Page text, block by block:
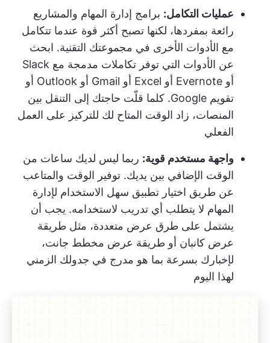
عمليات التكامل: برامج إدارة المهام والمشاريع
رائعة بمفردها، لكنها تصبح أكثر قوة عندما تتكامل
مع الأدوات الأخرى في مجموعتك التقنية. ابحث
عن الأدوات التي توفر تكاملات مدمجة مع Slack
أو Evernote أو Excel أو Gmail أو Outlook أو
تقويم Google. كلما قلّت حاجتك إلى التنقل بين
المنصات، زاد الوقت المتاح لك للتركيز على العمل
الفعلي
واجهة مستخدم قوية: ربما ليس لديك ساعات من
الوقت الإضافي بين يديك. توفير الوقت والمتاعب
عن طريق اختيار تطبيق سهل الاستخدام لإدارة
المهام لا يتطلب أي تدريب لاستخدامه. يجب أن
يشتمل على طرق عرض متعددة، مثل طريقة
عرض كانبان أو طريقة عرض مخطط جانت،
لإخبارك بسرعة بما هو مدرج في جدولك الزمني
لهذا اليوم